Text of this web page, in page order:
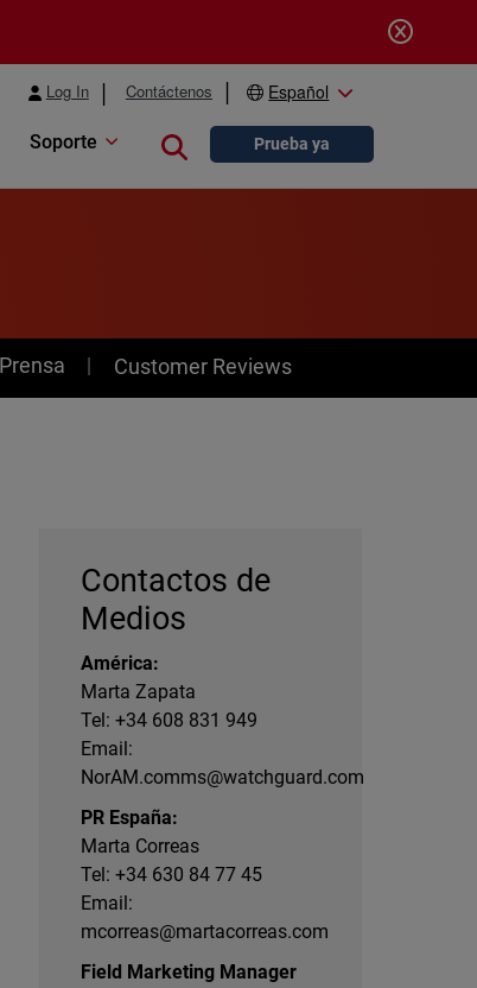
Log In Contáctenos Español
Soporte Close searchPrueba ya
Customer Reviews
Contactos de
Medios
América:
Marta Zapata
Tel: +34 608 831 949
Email:
NorAM.comms@watchguard.com
PR España:
Marta Correas
Tel: +34 630 84 77 45
Email:
mcorreas@martacorreas.com
Field Marketing Manager